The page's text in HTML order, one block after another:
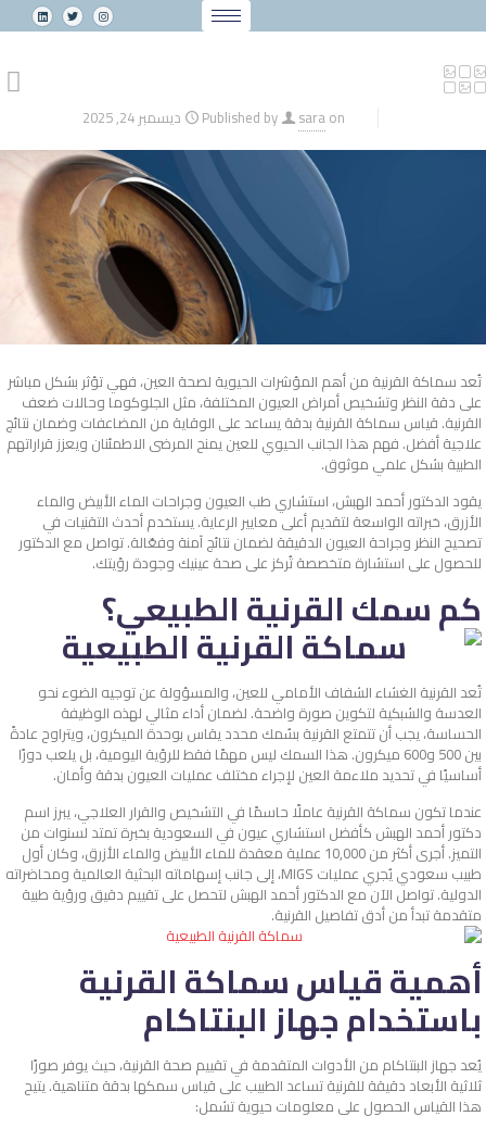
Published by saraon ديسمبر 24, 2025
تُعد سماكة القرنية من أهم المؤشرات الحيوية لصحة العين، فهي تؤثر بشكل مباشر
على دقة النظر وتشخيص أمراض العيون المختلفة، مثل الجلوكوما وحالات ضعف
القرنية. قياس سماكة القرنية بدقة يساعد على الوقاية من المضاعفات وضمان نتائج
علاجية أفضل. فهم هذا الجانب الحيوي للعين يمنح المرضى الاطمئنان ويعزز قراراتهم
الطبية بشكل علمي موثوق.
يقود الدكتور أحمد الهبش، استشاري طب العيون وجراحات الماء الأبيض والماء
الأزرق، خبراته الواسعة لتقديم أعلى معايير الرعاية. يستخدم أحدث التقنيات في
تصحيح النظر وجراحة العيون الدقيقة لضمان نتائج آمنة وفعّالة. تواصل مع الدكتور
للحصول على استشارة متخصصة تُركز على صحة عينيك وجودة رؤيتك.
كم سمك القرنية الطبيعي؟
تُعد القرنية الغشاء الشفاف الأمامي للعين، والمسؤولة عن توجيه الضوء نحو
العدسة والشبكية لتكوين صورة واضحة. لضمان أداء مثالي لهذه الوظيفة
الحساسة، يجب أن تتمتع القرنية بسُمك محدد يقاس بوحدة الميكرون، ويتراوح عادةً
بين 500 و600 ميكرون. هذا السمك ليس مهمًا فقط للرؤية اليومية، بل يلعب دورًا
أساسيًا في تحديد ملاءمة العين لإجراء مختلف عمليات العيون بدقة وأمان.
عندما تكون سماكة القرنية عاملًا حاسمًا في التشخيص والقرار العلاجي، يبرز اسم
دكتور أحمد الهبش كأفضل استشاري عيون في السعودية بخبرة تمتد لسنوات من
التميز. أجرى أكثر من 10,000 عملية معقدة للماء الأبيض والماء الأزرق، وكان أول
طبيب سعودي يُجري عمليات MIGS، إلى جانب إسهاماته البحثية العالمية ومحاضراته
الدولية. تواصل الآن مع الدكتور أحمد الهبش لتحصل على تقييم دقيق ورؤية طبية
متقدمة تبدأ من أدق تفاصيل القرنية.
أهميةقياس سماكة القرنية
باستخدام جهاز البنتاكام
يُعد جهاز البنتاكام من الأدوات المتقدمة في تقييم صحة القرنية، حيث يوفر صورًا
ثلاثية الأبعاد دقيقة للقرنية تساعد الطبيب على قياس سمكها بدقة متناهية. يتيح
هذا القياس الحصول على معلومات حيوية تشمل: